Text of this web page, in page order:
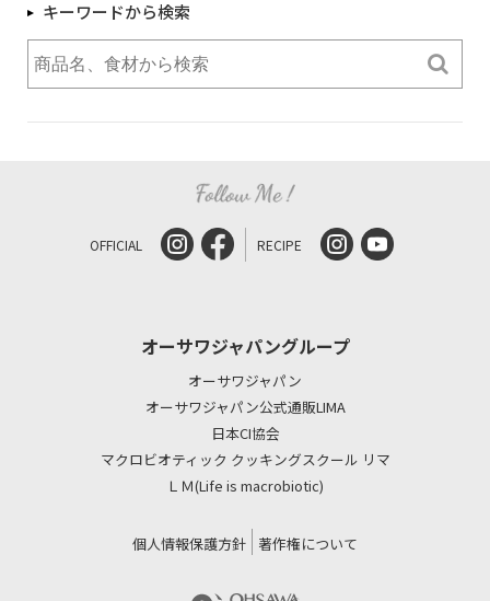
キーワードから検索
OFFICIAL RECIPE
オーサワジャパングループ
オーサワジャパン
オーサワジャパン公式通販LIMA
日本CI協会
マクロビオティック クッキングスクール リマ
ＬＭ(Life is macrobiotic)
個人情報保護方針 著作権について